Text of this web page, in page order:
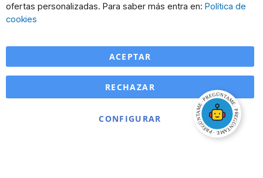
ofertas personalizadas. Para saber más entra en: Política de
cookies
ACEPTAR
CONFIGURAR
RECHAZAR